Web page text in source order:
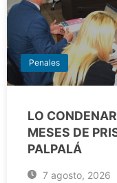
Penales
LO
MESES DE
PALPALÁ
7 agosto, 2026